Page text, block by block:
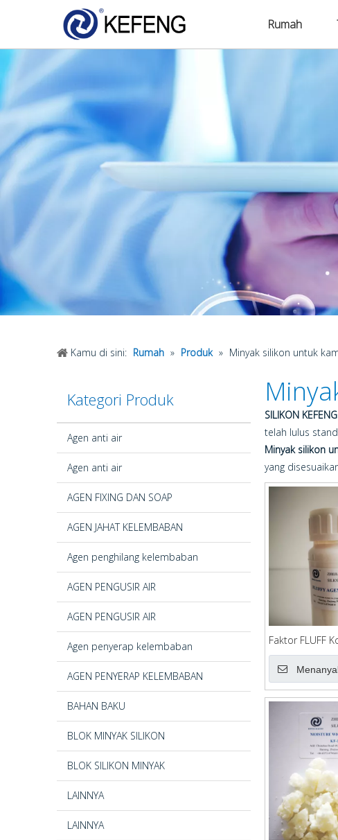
Rumah
Kamu di sini: Rumah » Produk » Minyak silikon untuk
Kategori Produk
Agen anti air
Agen anti air
AGEN FIXING DAN SOAP
AGEN JAHAT KELEMBABAN
Agen penghilang kelembaban
AGEN PENGUSIR AIR
AGEN PENGUSIR AIR
Agen penyerap kelembaban
AGEN PENYERAP KELEMBABAN
BAHAN BAKU
BLOK MINYAK SILIKON
BLOK SILIKON MINYAK
LAINNYA
LAINNYA
SILIKON KEFENG
telah lulus
Minyak silikon
yang
Faktor FLUFF
KF-4100